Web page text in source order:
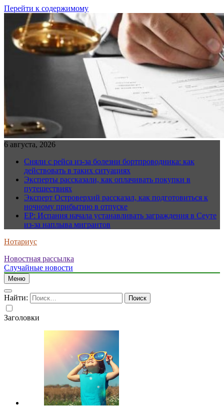
Перейти к содержимому
6 августа, 2026
Сняли с рейса из-за болезни бортпроводника: как
действовать в таких ситуациях
Эксперты рассказали, как оплачивать покупки в
путешествиях
Эксперт Островерхий рассказал, как подготовиться к
ночному прибытию в отпуске
EP: Испания начала устанавливать заграждения в Сеуте
из-за наплыва мигрантов
Нотариус
Новостная рассылка
Случайные новости
Меню
Найти:
Заголовки